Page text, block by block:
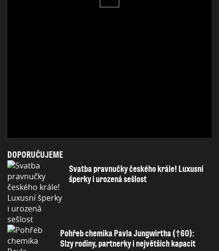
DOPORUČUJEME
Svatba pravnučky českého krále! Luxusní
šperky i urozená sešlost
Pohřeb chemika Pavla Jungwirtha (†60):
Slzy rodiny, partnerky i největších kapacit